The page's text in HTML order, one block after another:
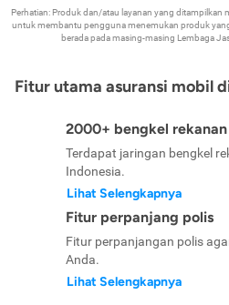
Perhatian: Produk dan/atau layanan yang ditampilkan
untuk membantu pengguna menemukan produk
berada pada masing-masing Lembaga
Fitur utama asuransi mobil
2000+ bengkel
Terdapat jaringan bengkel
Indonesia.
Lihat Selengkapnya
Fitur perpanjang polis
Fitur perpanjangan polis
Anda.
Lihat Selengkapnya